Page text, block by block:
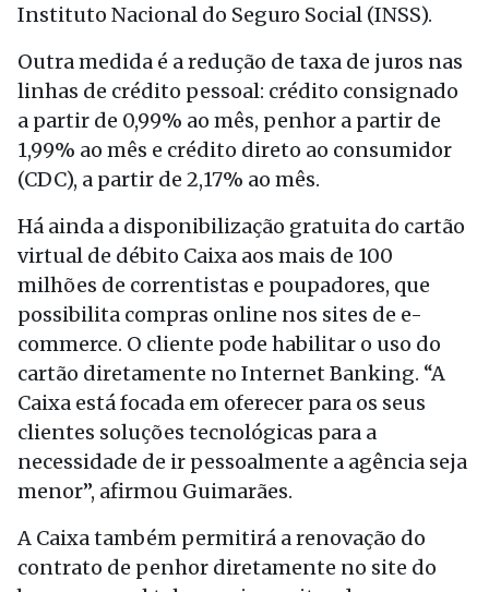
Instituto Nacional do Seguro Social (INSS).
Outra medida é a redução de taxa de juros nas
linhas de crédito pessoal: crédito consignado
a partir de 0,99% ao mês, penhor a partir de
1,99% ao mês e crédito direto ao consumidor
(CDC), a partir de 2,17% ao mês.
Há ainda a disponibilização gratuita do cartão
virtual de débito Caixa aos mais de 100
milhões de correntistas e poupadores, que
possibilita compras online nos sites de e-
commerce. O cliente pode habilitar o uso do
cartão diretamente no Internet Banking. “A
Caixa está focada em oferecer para os seus
clientes soluções tecnológicas para a
necessidade de ir pessoalmente a agência seja
menor”, afirmou Guimarães.
A Caixa também permitirá a renovação do
contrato de penhor diretamente no site do